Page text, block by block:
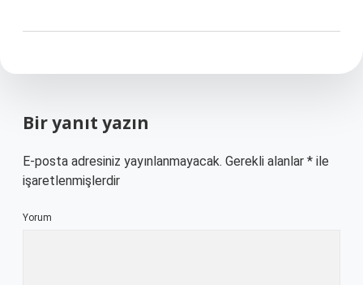
Bir yanıt yazın
E-posta adresiniz yayınlanmayacak. Gerekli alanlar * ile
işaretlenmişlerdir
Yorum